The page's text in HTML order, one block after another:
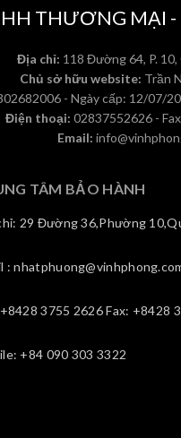
THƯƠNG MẠI
Địa chỉ: 118 Đường 64, P.
Chủ sở hữu website: Trần
- Ngày cấp: 12/07/
Điện thoại: 02837552626 -
Email:
TÂM BẢO HÀNH
29 Đường 36,Phường
:
3755 2626 Fax: +8428
+84 090 303 3322